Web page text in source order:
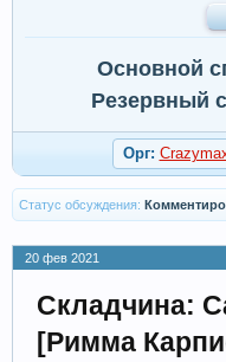
Основной
Резервный
Орг:
Статус обсуждения:
20 фев 2021
Складчина:
[Римма